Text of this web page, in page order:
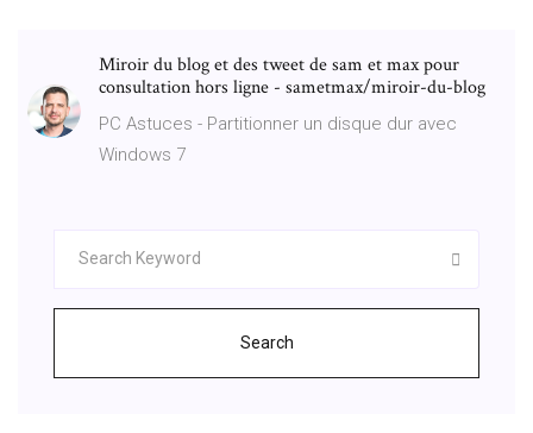
Miroir du blog et des tweet de sam et max pour
consultation hors ligne - sametmax/miroir-du-blog
PC Astuces - Partitionner un disque dur avec
Windows 7
Search